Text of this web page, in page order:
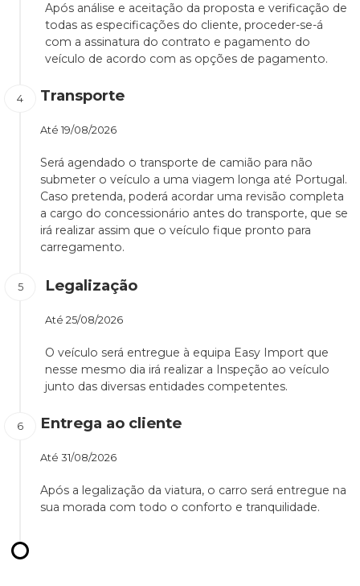
Após análise e aceitação da proposta e verificação de
todas as especificações do cliente, proceder-se-á
com a assinatura do contrato e pagamento do
veículo de acordo com as opções de pagamento.
Transporte
Até 19/08/2026
Será agendado o transporte de camião para não
submeter o veículo a uma viagem longa até Portugal.
Caso pretenda, poderá acordar uma revisão completa
a cargo do concessionário antes do transporte, que se
irá realizar assim que o veículo fique pronto para
carregamento.
Legalização
Até 25/08/2026
O veículo será entregue à equipa Easy Import que
nesse mesmo dia irá realizar a Inspeção ao veículo
junto das diversas entidades competentes.
Entrega ao cliente
Até 31/08/2026
Após a legalização da viatura, o carro será entregue na
sua morada com todo o conforto e tranquilidade.